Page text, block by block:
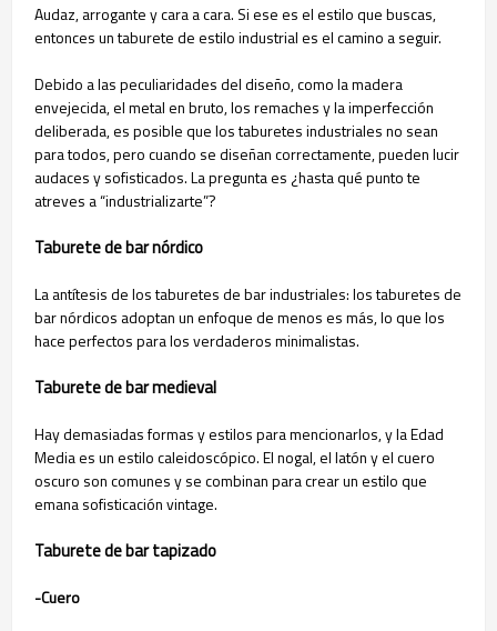
Audaz, arrogante y cara a cara. Si ese es el estilo que buscas,
entonces un taburete de estilo industrial es el camino a seguir.
Debido a las peculiaridades del diseño, como la madera
envejecida, el metal en bruto, los remaches y la imperfección
deliberada, es posible que los taburetes industriales no sean
para todos, pero cuando se diseñan correctamente, pueden lucir
audaces y sofisticados. La pregunta es ¿hasta qué punto te
atreves a “industrializarte”?
Taburete de bar nórdico
La antítesis de los taburetes de bar industriales: los taburetes de
bar nórdicos adoptan un enfoque de menos es más, lo que los
hace perfectos para los verdaderos minimalistas.
Taburete de bar medieval
Hay demasiadas formas y estilos para mencionarlos, y la Edad
Media es un estilo caleidoscópico. El nogal, el latón y el cuero
oscuro son comunes y se combinan para crear un estilo que
emana sofisticación vintage.
Taburete de bar tapizado
-Cuero